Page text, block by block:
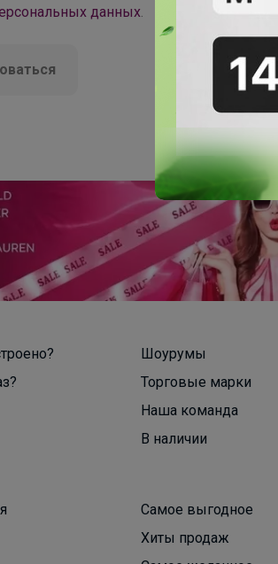
данных.
Шоурумы
Торговые марки
Наша команда
В наличии
Самое выгодное
Хиты продаж
Школьные
Скидки до